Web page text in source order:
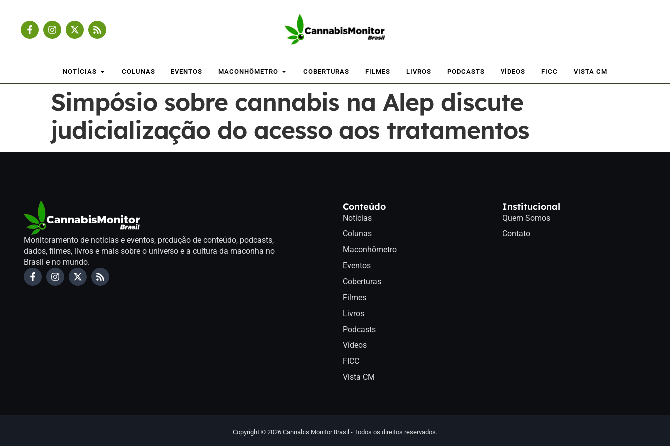
NOTÍCIAS COLUNAS EVENTOS MACONHÔMETRO COBERTURAS FILMES LIVROS PODCASTS VÍDEOS FICC VISTA CM
Simpósio sobre cannabis na Alep discute
judicialização do acesso aos tratamentos
Monitoramento de notícias e eventos, produção de conteúdo, podcasts,
dados, filmes, livros e mais sobre o universo e a cultura da maconha no
Brasil e no mundo.
Conteúdo
Notícias
Colunas
Maconhômetro
Eventos
Coberturas
Filmes
Livros
Podcasts
Vídeos
FICC
Vista CM
Institucional
Quem Somos
Contato
Copyright © 2026 Cannabis Monitor Brasil - Todos os direitos reservados.